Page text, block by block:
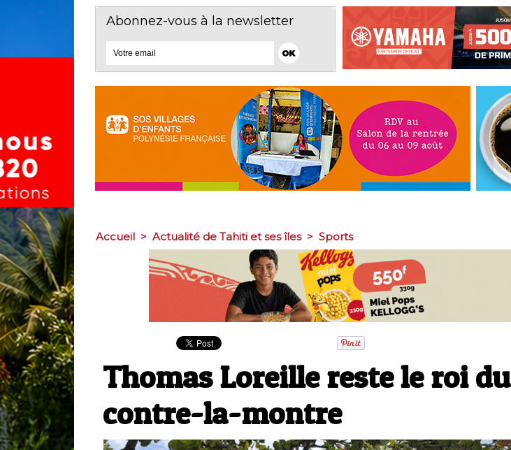
Abonnez-vous à la newsletter
Accueil > Actualité de Tahiti et ses îles > Sports
Thomas Loreille reste le roi du
contre-la-montre